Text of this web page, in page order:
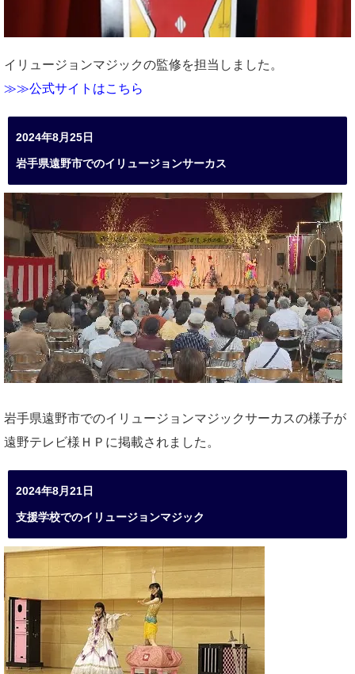
イリュージョンマジックの監修を担当しました。
≫≫公式サイトはこちら
2024年8月25日
岩手県遠野市でのイリュージョンサーカス
岩手県遠野市でのイリュージョンマジックサーカスの様子が
遠野テレビ様ＨＰに掲載されました。
2024年8月21日
支援学校でのイリュージョンマジック